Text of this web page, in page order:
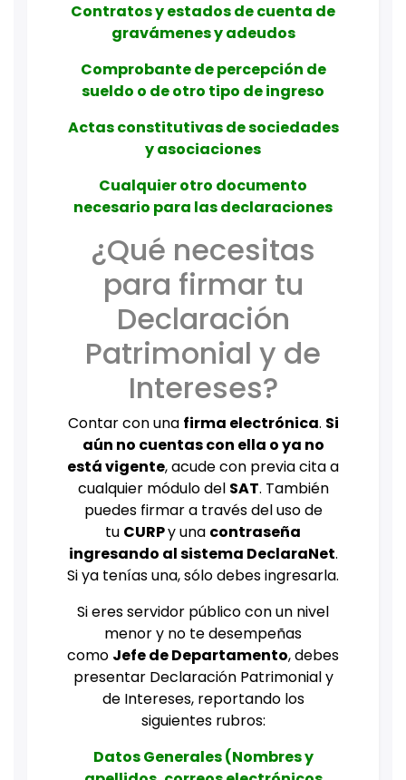
Contratos y estados de cuenta de
gravámenes y adeudos
Comprobante de percepción de
sueldo o de otro tipo de ingreso
Actas constitutivas de sociedades
y asociaciones
Cualquier otro documento
necesario para las declaraciones
¿Qué necesitas
para firmar tu
Declaración
Patrimonial y de
Intereses?
Contar con una firma electrónica. Si
aún no cuentas con ella o ya no
está vigente, acude con previa cita a
cualquier módulo del SAT. También
puedes firmar a través del uso de
tu CURPy una contraseña
ingresando al sistema DeclaraNet.
Si ya tenías una, sólo debes ingresarla.
Si eres servidor público con un nivel
menor y no te desempeñas
como Jefe de Departamento, debes
presentar Declaración Patrimonial y
de Intereses, reportando los
siguientes rubros:
Datos Generales (Nombres y